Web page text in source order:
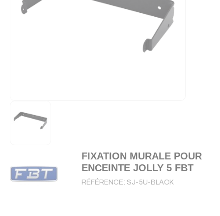
FIXATION MURALE POUR
ENCEINTE JOLLY 5 FBT
RÉFÉRENCE: SJ-5U-BLACK